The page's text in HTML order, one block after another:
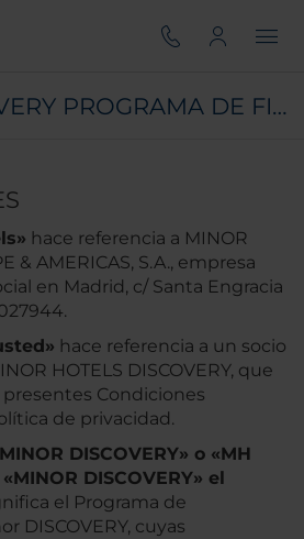
MINOR DISCOVERY PROGRAMA DE FIDELIZACIÓN CONDICIONES GENERALES
hace referencia a MINOR
& AMERICAS, S.A., empresa
en Madrid, c/ Santa Engracia
hace referencia a un socio
HOTELS DISCOVERY, que
Condiciones
de privacidad.
DISCOVERY» o «MH
DISCOVERY» el
el Programa de
DISCOVERY, cuyas